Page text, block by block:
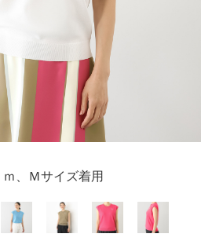
、Ｍサイズ着用